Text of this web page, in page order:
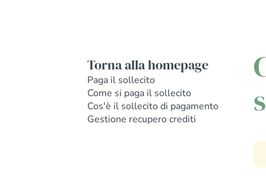
Torna alla homepage
Paga il sollecito
Come si paga il sollecito
Cos'è il sollecito di pagamento
Gestione recupero crediti